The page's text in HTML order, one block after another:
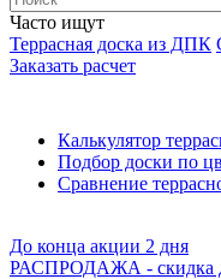
Часто ищут
Террасная доска из ДПК
Заказать расчет
Калькулятор
Подбор доски по
Сравнение
До конца акции 2 дня
РАСПРОДАЖА - скидка